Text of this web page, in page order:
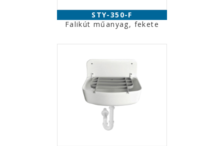
STY-350-F
Falikút műanyag, fekete